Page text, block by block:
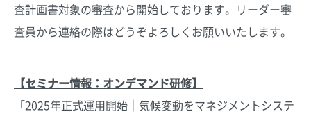
査計画書対象の審査から開始しております。リーダー審
査員から連絡の際はどうぞよろしくお願いいたします。
【セミナー情報：オンデマンド研修】
「2025年正式運用開始｜気候変動をマネジメントシステ